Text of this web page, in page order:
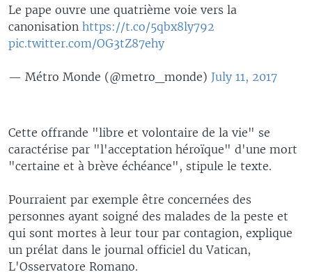
Le pape ouvre une quatrième voie vers la
canonisation https://t.co/5qbx8ly792
pic.twitter.com/OG3tZ87ehy
— Métro Monde (@metro_monde) July 11, 2017
Cette offrande "libre et volontaire de la vie" se
caractérise par "l'acceptation héroïque" d'une mort
"certaine et à brève échéance", stipule le texte.
Pourraient par exemple être concernées des
personnes ayant soigné des malades de la peste et
qui sont mortes à leur tour par contagion, explique
un prélat dans le journal officiel du Vatican,
L'Osservatore Romano.